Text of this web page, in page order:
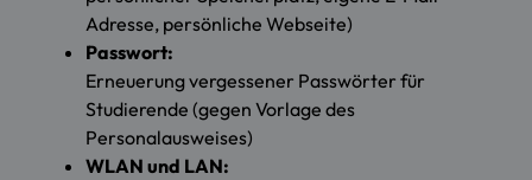
Adresse, persönliche Webseite)
Passwort:
Erneuerung vergessener Passwörter für
Studierende (gegen Vorlage des
Personalausweises)
WLAN und LAN: